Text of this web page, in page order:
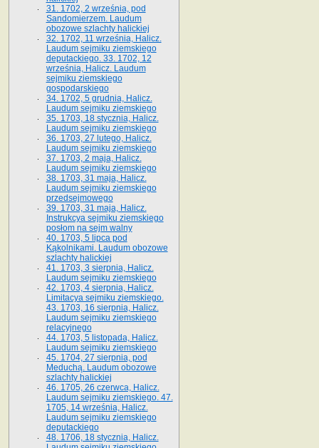
31. 1702, 2 września, pod
Sandomierzem. Laudum
obozowe szlachty halickiej
32. 1702, 11 września, Halicz.
Laudum sejmiku ziemskiego
deputackiego. 33. 1702, 12
września, Halicz. Laudum
sejmiku ziemskiego
gospodarskiego
34. 1702, 5 grudnia, Halicz.
Laudum sejmiku ziemskiego
35. 1703, 18 stycznia, Halicz.
Laudum sejmiku ziemskiego
36. 1703, 27 lutego, Halicz.
Laudum sejmiku ziemskiego
37. 1703, 2 maja, Halicz.
Laudum sejmiku ziemskiego
38. 1703, 31 maja, Halicz.
Laudum sejmiku ziemskiego
przedsejmowego
39. 1703, 31 maja, Halicz.
Instrukcya sejmiku ziemskiego
posłom na sejm walny
40. 1703, 5 lipca pod
Kąkolnikami. Laudum obozowe
szlachty halickiej
41­. 1703, 3 sierpnia, Halicz.
Laudum sejmiku ziemskiego
42. 1703, 4 sierpnia, Halicz.
Limitacya sejmiku ziemskiego.
43. 1703, 16 sierpnia, Halicz.
Laudum sejmiku ziemskiego
relacyjnego
44. 1703, 5 listopada, Halicz.
Laudum sejmiku ziemskiego
45. 1704, 27 sierpnia, pod
Meduchą. Laudum obozowe
szlachty halickiej
46. 1705, 26 czerwca, Halicz.
Laudum sejmiku ziemskiego. 47.
1705, 14 września, Halicz.
Laudum sejmiku ziemskiego
deputackiego
48. 1706, 18 stycznia, Halicz.